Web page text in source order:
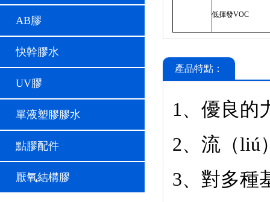
AB膠
快幹膠水
UV膠
單液塑膠膠水
點膠配件
厭氧結構膠
低揮發VOC
產品特點：
1、優良的
2、流（liú
3、對多種